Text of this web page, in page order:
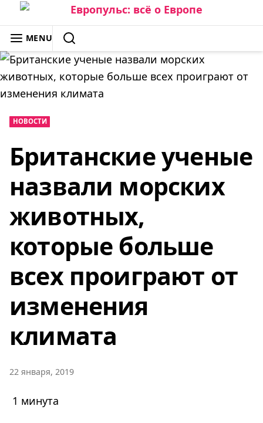
Skip
to
content
ЕВРОПУЛЬС: ВСЁ О ЕВРОПЕ
MENU
SEARCH
НОВОСТИ
Британские ученые
назвали морских
животных,
которые больше
всех проиграют от
изменения
климата
22 января, 2019
1 минута